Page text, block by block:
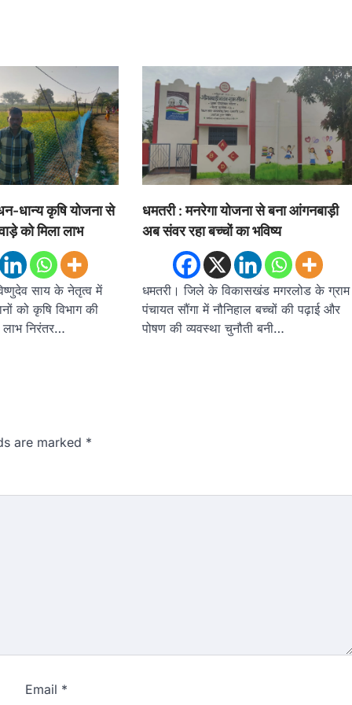
धान्य कृषि योजना से
को मिला लाभ
साय के नेतृत्व में
को कृषि विभाग की
लाभ निरंतर…
धमतरी : मनरेगा योजना से बना आंगनबाड़ी
अब संवर रहा बच्चों का भविष्य
धमतरी। जिले के विकासखंड मगरलोड के ग्राम
पंचायत सौंगा में नौनिहाल बच्चों की पढ़ाई और
पोषण की व्यवस्था चुनौती बनी…
are marked *
Email *